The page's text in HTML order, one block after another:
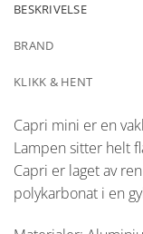
BESKRIVELSE
BRAND
KLIKK & HENT
Capri mini er en
Lampen sitter helt
Capri er laget av
polykarbonat i en